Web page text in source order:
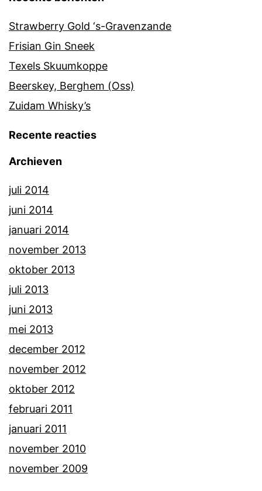
Strawberry Gold ‘s-Gravenzande
Frisian Gin Sneek
Texels Skuumkoppe
Beerskey, Berghem (Oss)
Zuidam Whisky’s
Recente reacties
Archieven
juli 2014
juni 2014
januari 2014
november 2013
oktober 2013
juli 2013
juni 2013
mei 2013
december 2012
november 2012
oktober 2012
februari 2011
januari 2011
november 2010
november 2009